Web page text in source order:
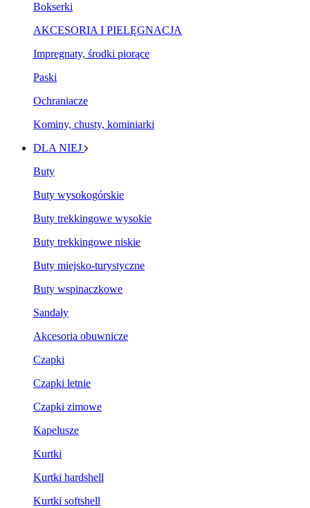
Bokserki
AKCESORIA I PIELĘGNACJA
Impregnaty, środki piorące
Paski
Ochraniacze
Kominy, chusty, kominiarki
DLA NIEJ
Buty
Buty wysokogórskie
Buty trekkingowe wysokie
Buty trekkingowe niskie
Buty miejsko-turystyczne
Buty wspinaczkowe
Sandały
Akcesoria obuwnicze
Czapki
Czapki letnie
Czapki zimowe
Kapelusze
Kurtki
Kurtki hardshell
Kurtki softshell